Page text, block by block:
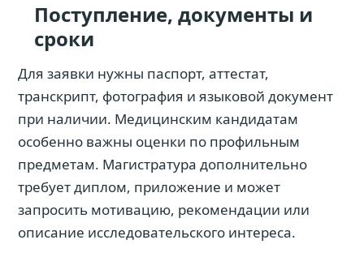
Поступление, документы и
сроки
Для заявки нужны паспорт, аттестат,
транскрипт, фотография и языковой документ
при наличии. Медицинским кандидатам
особенно важны оценки по профильным
предметам. Магистратура дополнительно
требует диплом, приложение и может
запросить мотивацию, рекомендации или
описание исследовательского интереса.